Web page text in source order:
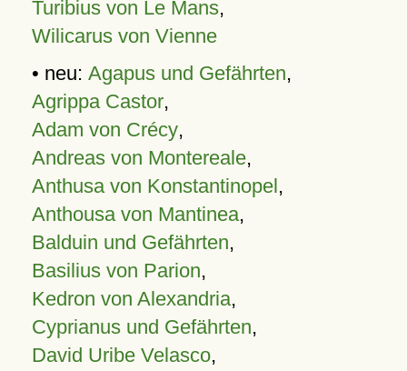
Turibius von Le Mans,
Wilicarus von Vienne
• neu: Agapus und Gefährten,
Agrippa Castor,
Adam von Crécy,
Andreas von Montereale,
Anthusa von Konstantinopel,
Anthousa von Mantinea,
Balduin und Gefährten,
Basilius von Parion,
Kedron von Alexandria,
Cyprianus und Gefährten,
David Uribe Velasco,